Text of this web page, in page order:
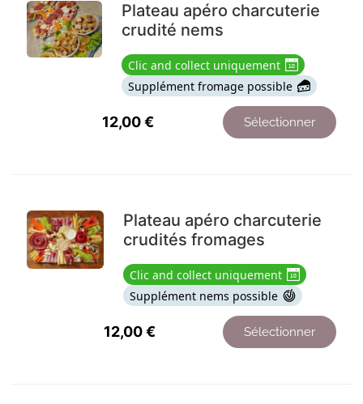
Plateau apéro charcuterie
crudité nems
Clic and collect uniquement
Supplément fromage possible
12,00€ Sélectionner
Plateau apéro charcuterie
crudités fromages
Clic and collect uniquement
Supplément nems possible
12,00€ Sélectionner